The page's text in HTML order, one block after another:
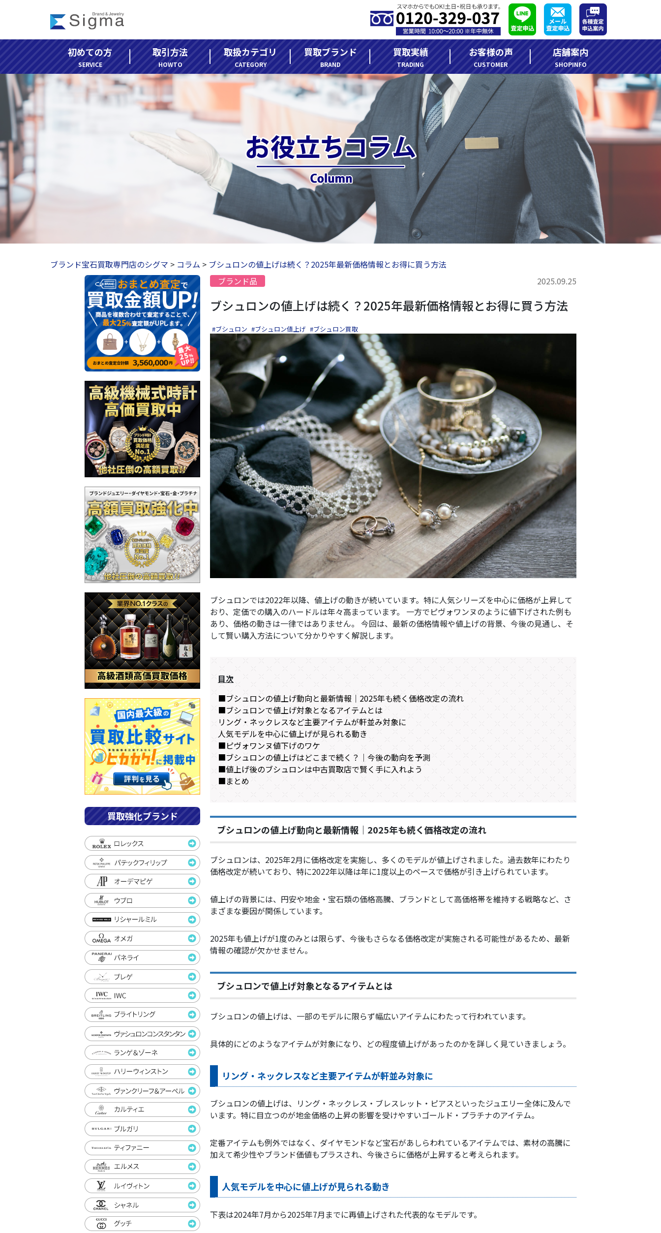
ン
ス
キ
ー
ン
に
初めての方
SERVICE
取引方法
HOWTO
取扱カテゴリ
CATEGORY
買取ブランド
BRAND
買取実績
TRADING
お客様の声
CUSTOMER
店舗案内
SHOPINFO
ブランド宝石買取専門店のシグマ > コラム > ブシュロンの値上げは続く？2025年最新価格情報とお得に買う方法
ブランド品
2025.09.25
ブシュロンの値上げは続く？2025年最新価格情報とお得に買う方法
#ブシュロン #ブシュロン値上げ #ブシュロン買取
ブシュロンでは2022年以降、値上げの動きが続いています。特に人気シリーズを中心に価格が上昇して
おり、定価での購入のハードルは年々高まっています。 一方でピヴォワンヌのように値下げされた例も
あり、価格の動きは一律ではありません。 今回は、最新の価格情報や値上げの背景、今後の見通し、そ
して賢い購入方法について分かりやすく解説します。
目次
■ブシュロンの値上げ動向と最新情報｜2025年も続く価格改定の流れ
■ブシュロンで値上げ対象となるアイテムとは
リング・ネックレスなど主要アイテムが軒並み対象に
人気モデルを中心に値上げが見られる動き
■ピヴォワンヌ値下げのワケ
■ブシュロンの値上げはどこまで続く？｜今後の動向を予測
■値上げ後のブシュロンは中古買取店で賢く手に入れよう
■まとめ
ブシュロンの値上げ動向と最新情報｜2025年も続く価格改定の流れ
ブシュロンは、2025年2月に価格改定を実施し、多くのモデルが値上げされました。過去数年にわたり
価格改定が続いており、特に2022年以降は年に1度以上のペースで価格が引き上げられています。
値上げの背景には、円安や地金・宝石類の価格高騰、ブランドとして高価格帯を維持する戦略など、さ
まざまな要因が関係しています。
2025年も値上げが1度のみとは限らず、今後もさらなる価格改定が実施される可能性があるため、最新
情報の確認が欠かせません。
ブシュロンで値上げ対象となるアイテムとは
ブシュロンの値上げは、一部のモデルに限らず幅広いアイテムにわたって行われています。
具体的にどのようなアイテムが対象になり、どの程度値上げがあったのかを詳しく見ていきましょう。
リング・ネックレスなど主要アイテムが軒並み対象に
ブシュロンの値上げは、リング・ネックレス・ブレスレット・ピアスといったジュエリー全体に及んで
います。特に目立つのが地金価格の上昇の影響を受けやすいゴールド・プラチナのアイテム。
定番アイテムも例外ではなく、ダイヤモンドなど宝石があしらわれているアイテムでは、素材の高騰に
加えて希少性やブランド価値もプラスされ、今後さらに価格が上昇すると考えられます。
人気モデルを中心に値上げが見られる動き
下表は2024年7月から2025年7月までに再値上げされた代表的なモデルです。
買取強化ブランド